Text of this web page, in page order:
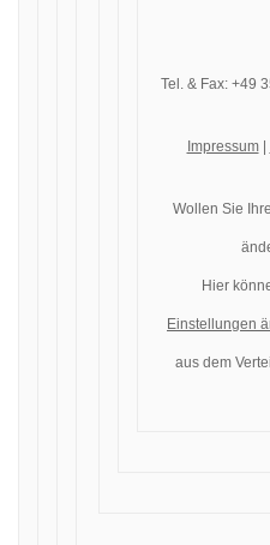
Tel. & Fax: +49
Impressum|
Wollen Sie
Hier
Einstellungen
aus dem